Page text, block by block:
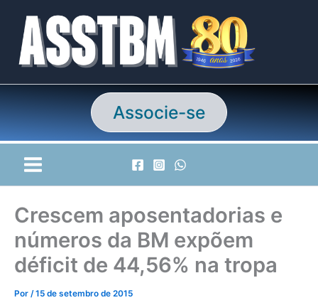
conteúdo
Associe-se
Crescem aposentadorias e
números da BM expõem
déficit de 44,56% na tropa
Por /15 de setembro de 2015